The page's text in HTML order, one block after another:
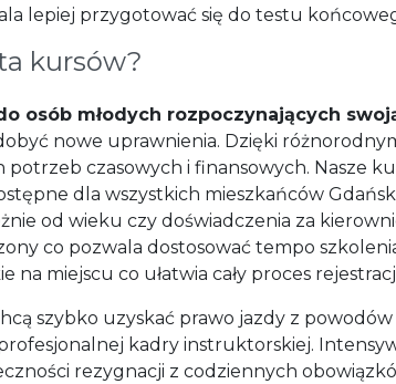
lepiej przygotować się do testu
kursów?
osób młodych rozpoczynających
nowe uprawnienia. Dzięki
czasowych i finansowych. Nasze
dla wszystkich mieszkańców
od wieku czy doświadczenia za
co pozwala dostosować tempo
miejscu co ułatwia cały proces
szybko uzyskać prawo jazdy z
kadry instruktorskiej.
rezygnacji z codziennych